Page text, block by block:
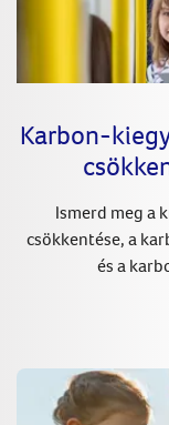
Karbon-
Ismerd meg a
csökkentése, a
és a